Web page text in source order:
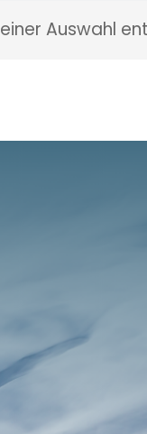
Auswahl